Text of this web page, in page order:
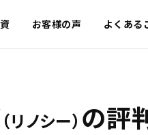
お客様の声 よくある
（リノシー） の評